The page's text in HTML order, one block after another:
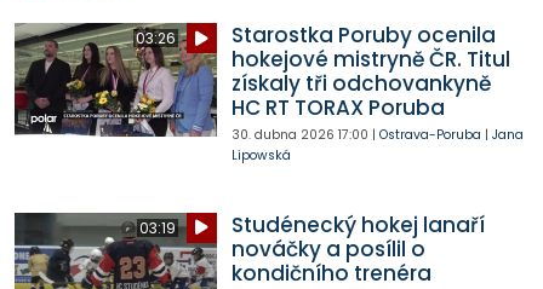
03:26
Starostka Poruby ocenila
hokejové mistryně ČR. Titul
získaly tři odchovankyně
HC RT TORAX Poruba
30. dubna 2026 17:00 | Ostrava-Poruba | Jana
Lipowská
03:19
Studénecký hokej lanaří
nováčky a posílil o
kondičního trenéra